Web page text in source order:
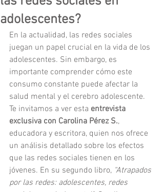
adolescentes?
En la actualidad, las redes sociales
juegan un papel crucial en la vida de los
adolescentes. Sin embargo, es
importante comprender cómo este
consumo constante puede afectar la
salud mental y el cerebro adolescente.
Te invitamos a ver esta entrevista
exclusiva con Carolina Pérez S.,
educadora y escritora, quien nos ofrece
un análisis detallado sobre los efectos
que las redes sociales tienen en los
jóvenes. En su segundo libro, “Atrapados
por las redes: adolescentes, redes